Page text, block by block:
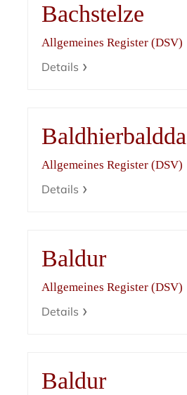
Bachstelze
Allgemeines Register (DSV)
Details
Baldhierbaldda
Allgemeines Register (DSV)
Details
Baldur
Allgemeines Register (DSV)
Details
Baldur